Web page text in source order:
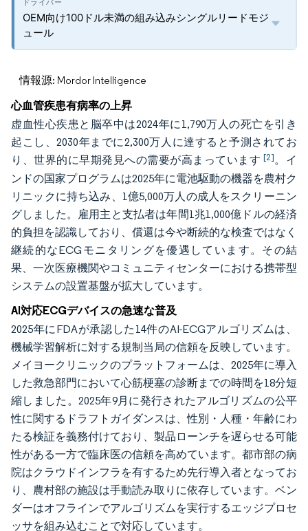
OEM向け100ドル未満の組み込みシングルリードモジ
ュール
情報源: Mordor Intelligence
心血管疾患有病率の上昇
虚血性心疾患と脳卒中は2024年に1,790万人の死亡を引き
起こし、2030年までに2,300万人に達すると予測されてお
り、世界的に早期発見への需要が高まっています [2]。イ
ンドの国家プログラムは2025年に電池駆動の機器を農村ク
リニックに持ち込み、1億5,000万人の成人をスクリーニン
グしました。雇用主と支払者は年間1兆1,000億ドルの経済
的負担を認識しており、償還は今や断続的な検査ではなく
継続的なECGモニタリングを優遇しています。その結
果、一次医療機関やコミュニティセンターにおける携帯型
システムの設置基盤が拡大しています。
AI対応ECGデバイスの急速な普及
2025年にFDAが承認した14件のAI-ECGアルゴリズムは、
機械学習解析に対する規制当局の信頼を反映しています。
メイヨークリニックのプラットフォームは、2025年に導入
した救急部門において心筋梗塞の診断までの時間を18分短
縮しました。2025年9月に発行されたアルゴリズムの公平
性に関するドラフトガイダンスは、性別・人種・年齢にわ
たる検証を義務付けており、製品ローンチを遅らせる可能
性がある一方で臨床医の信頼を高めています。都市部の病
院はクラウドインフラを有するため先行導入者となってお
り、農村部の施設は手動読み取りに依存しています。ベン
ダーはオフラインでアルゴリズムを実行するエッジプロセ
ッサを組み込むことで対応しています。